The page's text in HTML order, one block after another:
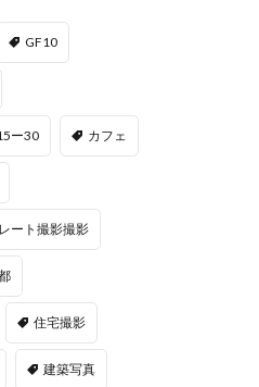
GF10
ー30 カフェ
ート撮影撮影
住宅撮影
建築写真